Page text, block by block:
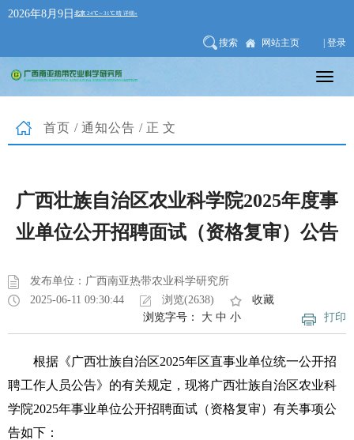
2026年8月9日
搜索 网站主页 | 登录
首页 / 通知公告 /正文
广西壮族自治区农业科学院2025年度事
业单位公开招聘面试（资格复审）公告
发布单位：广西南亚热带农业科学研究所
2025-06-11 09:30:44
浏览(2638)
收藏
打印
浏览字号： 大 中 小
根据《广西壮族自治区2025年区直事业单位统一公开招
聘工作人员公告》的有关规定，现将广西壮族自治区农业科
学院2025年事业单位公开招聘面试（资格复审）有关事项公
告如下：